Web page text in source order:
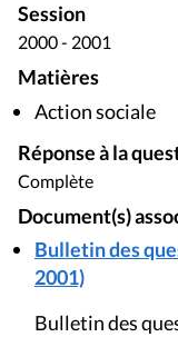
Session
2000 - 2001
Matières
Action sociale
Réponse à la
Complète
Document(s)
Bulletin des
2001)
Bulletin des